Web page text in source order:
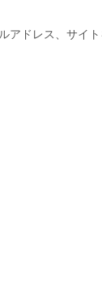
ドレス、サイト